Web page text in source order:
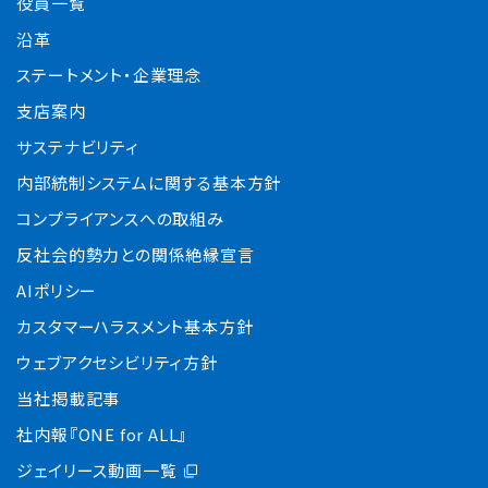
沿革
ステートメント・企業理念
支店案内
サステナビリティ
内部統制システムに関する基本方針
コンプライアンスへの取組み
反社会的勢力との関係絶縁宣言
AIポリシー
カスタマーハラスメント基本方針
ウェブアクセシビリティ方針
当社掲載記事
社内報『ONE for ALL』
ジェイリース動画一覧